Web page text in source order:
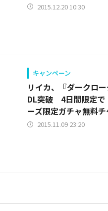
2015.12.20 10:30
キャンペーン
リイカ、『ダークロ
DL突破 4日間限定で
ーズ限定ガチャ無料
2015.11.09 23:20